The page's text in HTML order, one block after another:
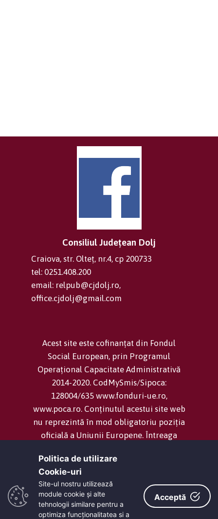
Consiliul Județean Dolj
Craiova, str. Olteț, nr.4, cp 200733
tel: 0251.408.200
email: relpub@cjdolj.ro,
office.cjdolj@gmail.com
Acest site este cofinanțat din Fondul
Social European, prin Programul
Operațional Capacitate Administrativă
2014-2020. CodMySmis/Sipoca:
128004/635 www.fonduri-ue.ro,
www.poca.ro. Conținutul acestui site web
nu reprezintă în mod obligatoriu poziția
oficială a Uniunii Europene. Întreaga
coerenței informațiilor prezentate revine
inițiatorilor site-ului web.
Consiliul Județean Dolj -
Politica de utilizare
Cookie-uri‎
Site-ul nostru utilizează
module cookie și alte
tehnologii similare pentru a
optimiza funcţionalitatea si a
Acceptă